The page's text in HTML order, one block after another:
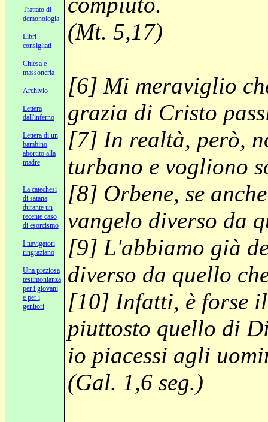
Trattato di
demonologia
Libri
consigliati
Chiesa e
massoneria
Archivio
Lettera
dall'inferno
Lettera di un
bambino
abortito alla
madre
La catechesi
di satana
durante un
recente caso
di esorcismo
I navigatori
ringraziano
Una preziosa
testimonianza
per i giovani
e per i
genitori
(Mt. 5,17)
[6] Mi meraviglio
grazia di Cristo
[7] In realtà, però,
turbano e vogliono
[8] Orbene, se
vangelo diverso da
[9] L'abbiamo già
diverso da quello
[10] Infatti, è forse
piuttosto quello di
io piacessi agli
(Gal. 1,6 seg.)